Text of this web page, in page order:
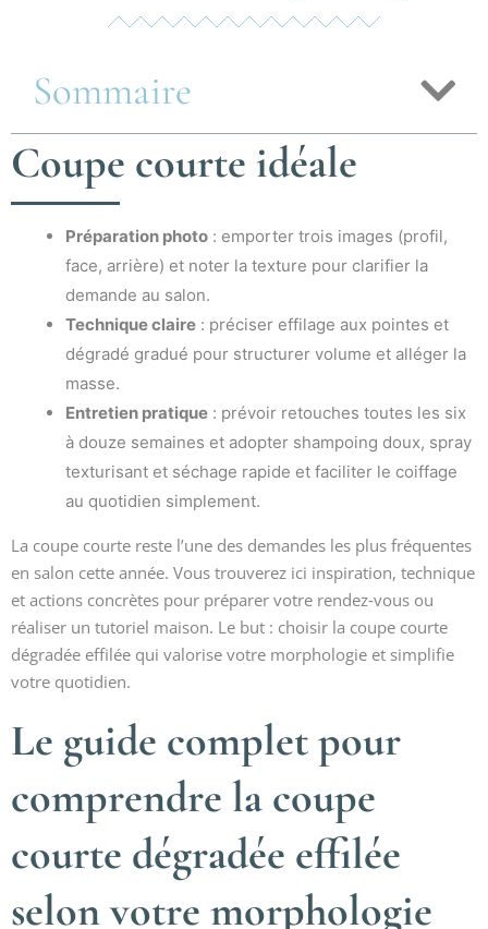
Sommaire
Coupe courte idéale
Préparation photo : emporter trois images (profil,
face, arrière) et noter la texture pour clarifier la
demande au salon.
Technique claire : préciser effilage aux pointes et
dégradé gradué pour structurer volume et alléger la
masse.
Entretien pratique : prévoir retouches toutes les six
à douze semaines et adopter shampoing doux, spray
texturisant et séchage rapide et faciliter le coiffage
au quotidien simplement.
La coupe courte reste l’une des demandes les plus fréquentes
en salon cette année. Vous trouverez ici inspiration, technique
et actions concrètes pour préparer votre rendez‑vous ou
réaliser un tutoriel maison. Le but : choisir la coupe courte
dégradée effilée qui valorise votre morphologie et simplifie
votre quotidien.
Le guide complet pour
comprendre la coupe
courte dégradée effilée
selon votre morphologie